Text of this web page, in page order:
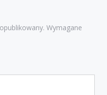
Wymagane